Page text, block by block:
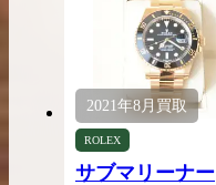
2021年8月 買取
ROLEX
サブマリーナー